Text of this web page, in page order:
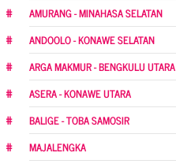
AMURANG - MINAHASA SELATAN
ANDOOLO - KONAWE SELATAN
ARGA MAKMUR - BENGKULU UTARA
ASERA - KONAWE UTARA
BALIGE - TOBA SAMOSIR
MAJALENGKA